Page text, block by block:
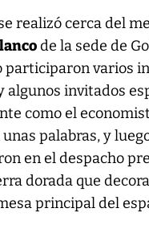
realizó cerca del
de la sede de
participaron varios
algunos invitados
como el
palabras, y
en el despacho
dorada que
principal del